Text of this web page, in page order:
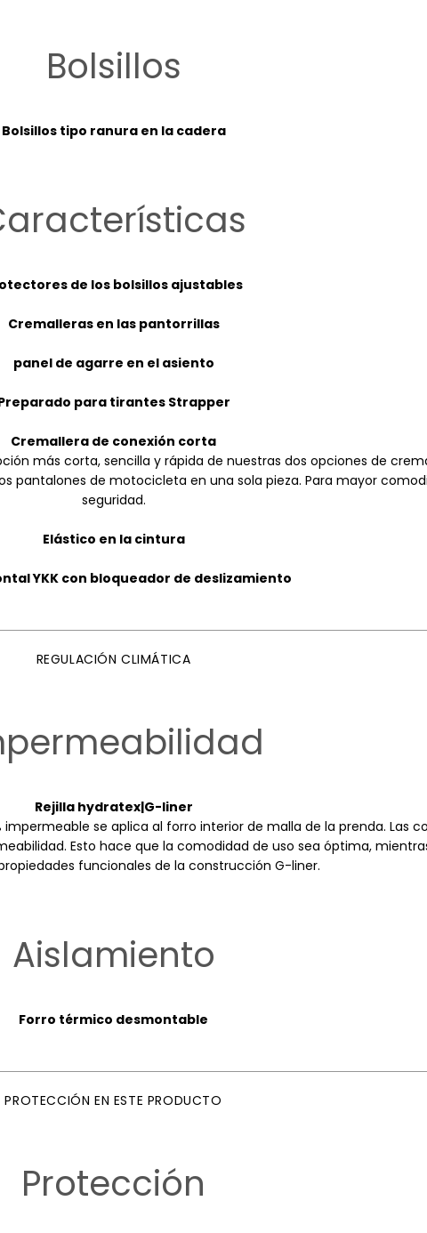
Bolsillos
Bolsillos tipo ranura en la cadera
de los bolsillos ajustables
Cremalleras en las pantorrillas
panel de agarre en el asiento
para tirantes Strapper
Cremallera de conexión corta
más corta, sencilla y rápida de nuestras dos opciones de
pantalones de motocicleta en una sola pieza. Para mayor
seguridad.
Elástico en la cintura
YKK con bloqueador de deslizamiento
REGULACIÓN CLIMÁTICA
Rejilla hydratex|G-liner
impermeable se aplica al forro interior de malla de la prenda. Las
Esto hace que la comodidad de uso sea óptima,
funcionales de la construcción G-liner.
Aislamiento
Forro térmico desmontable
PROTECCIÓN EN ESTE PRODUCTO
Protección